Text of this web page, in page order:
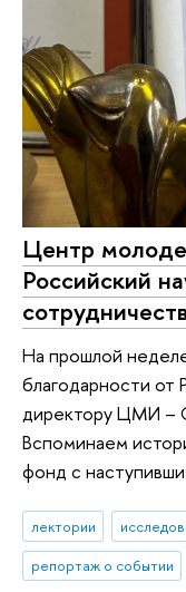
Центр
Российский
На прошлой
благодарности от
директору ЦМИ –
Вспоминаем
фонд с
лектории
репортаж о событии